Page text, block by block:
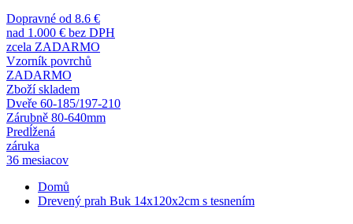
Dopravné od 8.6 €
nad 1.000 € bez DPH
zcela ZADARMO
Vzorník povrchů
ZADARMO
Zboží skladem
Dveře 60-185/197-210
Zárubně 80-640mm
Predĺžená
záruka
36 mesiacov
Domů
Drevený prah Buk 14x120x2cm s tesnením